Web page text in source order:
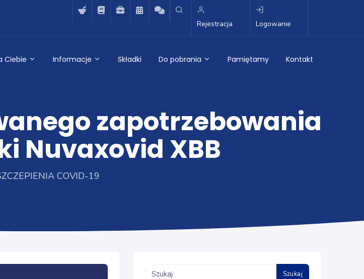
Rejestracja Logowanie
Ciebie Informacje Składki Do pobrania Pamiętamy Kontakt
zapotrzebowania
Nuvaxovid XBB
COVID-19
Szukaj